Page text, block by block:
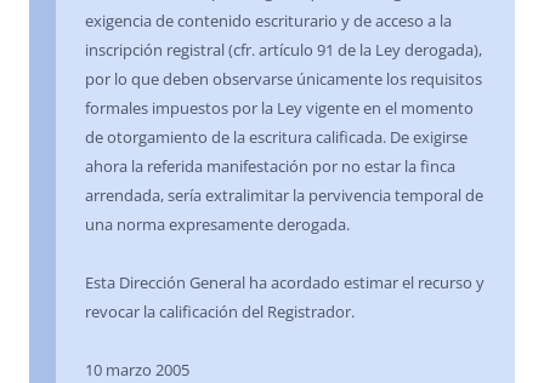
exigencia de contenido escriturario y de acceso a la
inscripción registral (cfr. artículo 91 de la Ley derogada),
por lo que deben observarse únicamente los requisitos
formales impuestos por la Ley vigente en el momento
de otorgamiento de la escritura calificada. De exigirse
ahora la referida manifestación por no estar la finca
arrendada, sería extralimitar la pervivencia temporal de
una norma expresamente derogada.
Esta Dirección General ha acordado estimar el recurso y
revocar la calificación del Registrador.
10 marzo 2005